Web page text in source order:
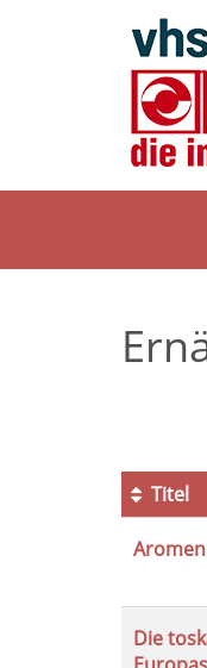
sortiert
werden.
Titel
Die